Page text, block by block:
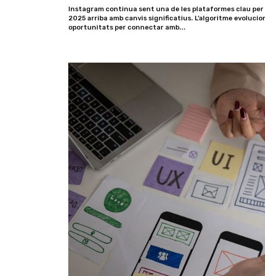
Instagram continua sent una de les plataformes clau
2025 arriba amb canvis significatius. L’algoritme
oportunitats per connectar amb...